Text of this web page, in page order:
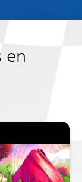
en